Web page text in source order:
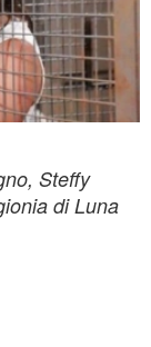
Steffy
di Luna